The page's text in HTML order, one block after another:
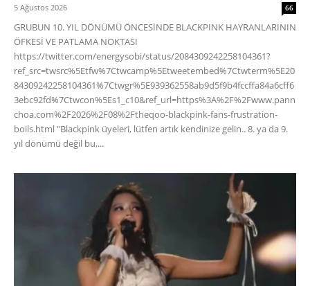
5 Ağustos 2026 66
GRUBUN 10. YIL DÖNÜMÜ ÖNCESİNDE BLACKPINK HAYRANLARININ
ÖFKESİ VE PATLAMA NOKTASI
https://twitter.com/energysobi/status/2084309242258104361?
ref_src=twsrc%5Etfw%7Ctwcamp%5Etweetembed%7Ctwterm%5E20
84309242258104361%7Ctwgr%5E939362558ab9d5f9b4fccffa84a6cff6
3ebc92fd%7Ctwcon%5Es1_c10&ref_url=https%3A%2F%2Fwww.pann
choa.com%2F2026%2F08%2Ftheqoo-blackpink-fans-frustration-
boils.html "Blackpink üyeleri, lütfen artık kendinize gelin.. 8. ya da 9.
yıl dönümü değil bu,...